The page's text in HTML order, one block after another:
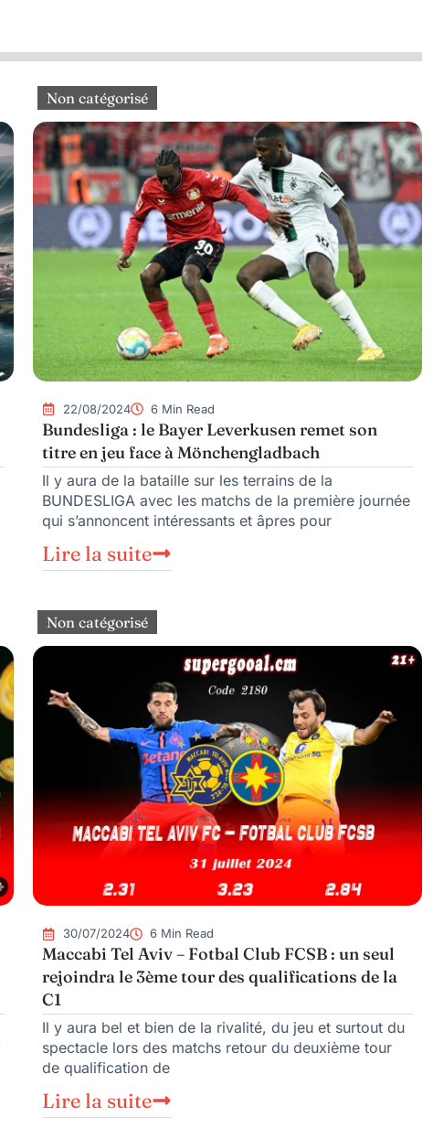
Non catégorisé
22/08/2024 6 Min Read
Bundesliga : le Bayer Leverkusen remet son
titre en jeu face à Mönchengladbach
Il y aura de la bataille sur les terrains de la
BUNDESLIGA avec les matchs de la première journée
qui s’annoncent intéressants et âpres pour
Lire la suite
Non catégorisé
30/07/2024 6 Min Read
Maccabi Tel Aviv – Fotbal Club FCSB : un seul
rejoindra le 3ème tour des qualifications de la
C1
Il y aura bel et bien de la rivalité, du jeu et surtout du
spectacle lors des matchs retour du deuxième tour
de qualification de
Lire la suite